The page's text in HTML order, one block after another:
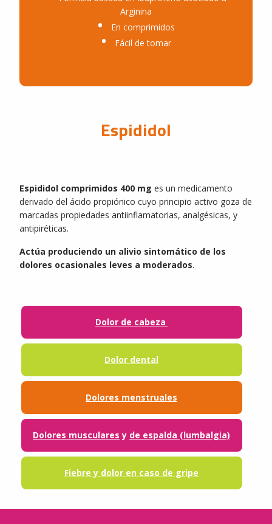
Arginina
En comprimidos
Fácil de tomar
Espididol
Espididol comprimidos 400 mg es un medicamento
derivado del ácido propiónico cuyo principio activo goza de
marcadas propiedades antiinflamatorias, analgésicas, y
antipiréticas.
Actúa produciendo un alivio sintomático de los
dolores ocasionales leves a moderados.
Dolor de cabeza
Dolor dental
Dolores menstruales
Dolores musculares y de espalda (lumbalgia)
Fiebre y dolor en caso de gripe